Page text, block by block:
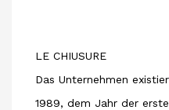
LE CHIUSURE
Das Unternehmen
1989, dem Jahr der